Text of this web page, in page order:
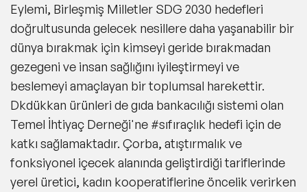
Eylemi, Birleşmiş Milletler SDG 2030 hedefleri
doğrultusunda gelecek nesillere daha yaşanabilir bir
dünya bırakmak için kimseyi geride bırakmadan
gezegeni ve insan sağlığını iyileştirmeyi ve
beslemeyi amaçlayan bir toplumsal harekettir.
Dkdükkan ürünleri de gıda bankacılığı sistemi olan
Temel İhtiyaç Derneği'ne #sıfıraçlık hedefi için de
katkı sağlamaktadır. Çorba, atıştırmalık ve
fonksiyonel içecek alanında geliştirdiği tariflerinde
yerel üretici, kadın kooperatiflerine öncelik verirken